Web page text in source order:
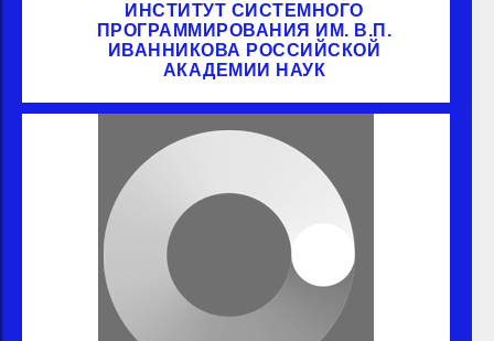
ИНСТИТУТ СИСТЕМНОГО
ПРОГРАММИРОВАНИЯ ИМ. В.П.
ИВАННИКОВА РОССИЙСКОЙ
АКАДЕМИИ НАУК